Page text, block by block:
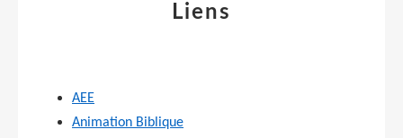
Liens
AEE
Animation Biblique